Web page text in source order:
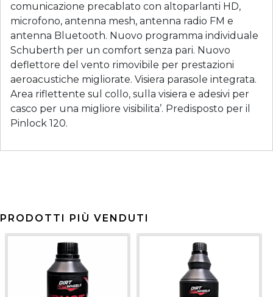
comunicazione precablato con altoparlanti HD,
microfono, antenna mesh, antenna radio FM e
antenna Bluetooth. Nuovo programma individuale
Schuberth per un comfort senza pari. Nuovo
deflettore del vento rimovibile per prestazioni
aeroacustiche migliorate. Visiera parasole integrata.
Area riflettente sul collo, sulla visiera e adesivi per
casco per una migliore visibilita’. Predisposto per il
Pinlock 120.
PRODOTTI PIÙ VENDUTI